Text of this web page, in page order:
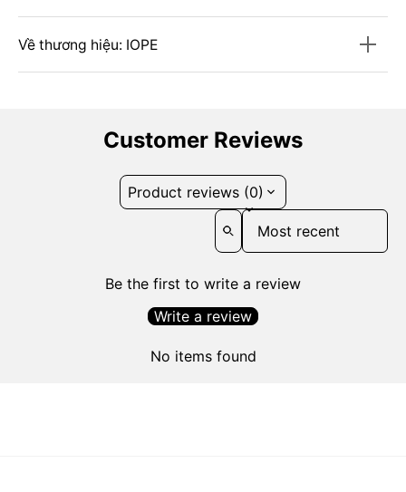
Về thương hiệu: IOPE
Customer Reviews
Product reviews (0)
Sort reviews by
Be the first to write a review
Write a review
No items found